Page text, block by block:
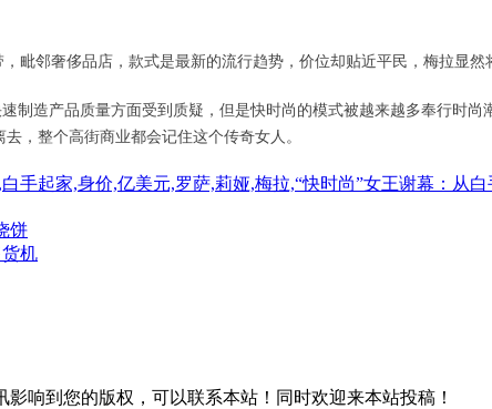
，毗邻奢侈品店，款式是最新的流行趋势，价位却贴近平民，梅拉显
速制造产品质量方面受到质疑，但是快时尚的模式被越来越多奉行时
，整个高街商业都会记住这个传奇女人。
手起家,身价,亿美元,罗萨,莉娅,梅拉,“快时尚”女王谢幕：从
饼
机
影响到您的版权，可以联系本站！同时欢迎来本站投稿！